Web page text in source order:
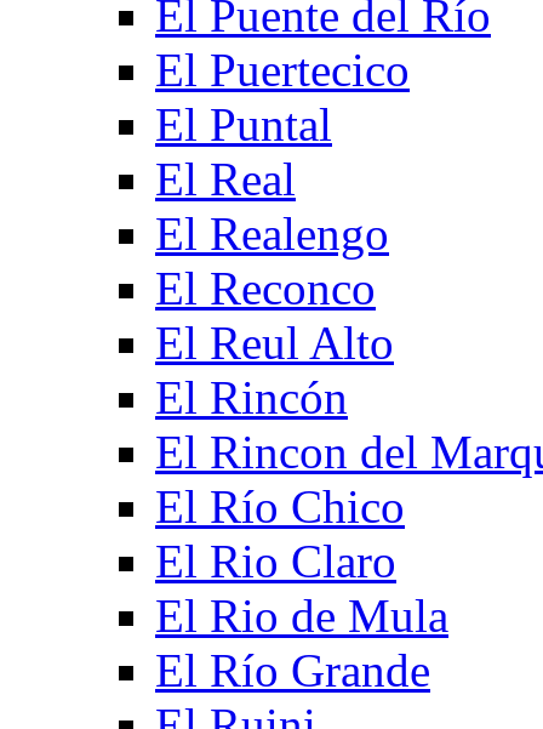
El Puente del Río
El Puertecico
El Puntal
El Real
El Realengo
El Reconco
El Reul Alto
El Rincón
El Rincon del
El Río Chico
El Rio Claro
El Rio de Mula
El Río Grande